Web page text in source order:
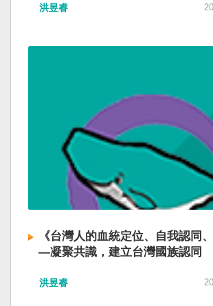
洪昱睿
《台灣人的血統定位、自我認同
—凝聚共識，建立台灣國族認同
洪昱睿